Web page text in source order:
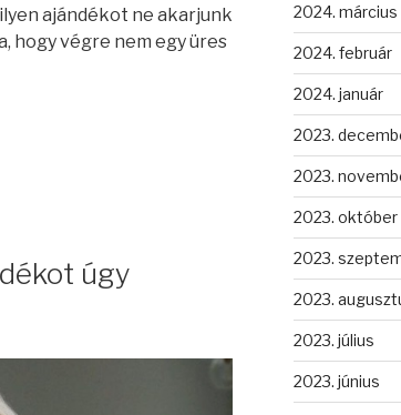
ajándékot ne akarjunk
hogy végre nem egy üres
úgy
2024. március
2024. február
2024. január
2023.
2023.
2023. október
2023.
2023.
2023. július
2023. június